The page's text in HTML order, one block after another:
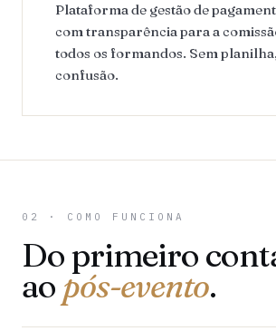
Plataforma de gestão de
com transparência para a
todos os formandos. Sem
confusão.
02 · COMO FUNCIONA
Do primeiro
ao pós-evento.